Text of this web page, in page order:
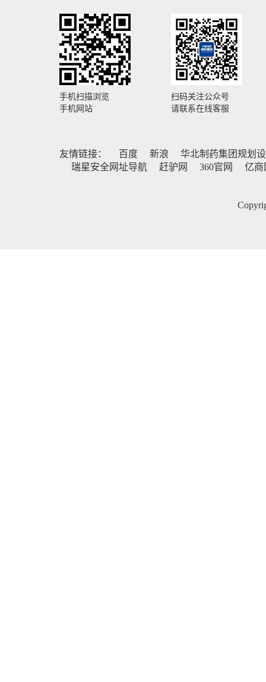
手机扫描浏览
手机网站
扫码关注公众号
请联系在线客服
友情链接： 百度 新浪
华北制药集团规划
瑞星安全网址导航
赶驴网 360官网 亿商